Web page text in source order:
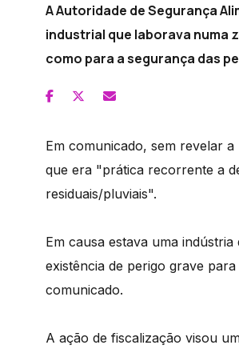
A Autoridade de Segurança
industrial que laborava numa
como para a segurança das
Em comunicado, sem revelar
que era "prática recorrente a
residuais/pluviais".
Em causa estava uma
existência de perigo grave
comunicado.
A ação de fiscalização visou